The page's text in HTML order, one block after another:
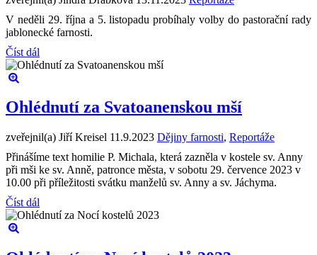
V neděli 29. října a 5. listopadu probíhaly volby do pastorační rady
jablonecké farnosti.
Číst dál
Ohlédnutí za Svatoanenskou mší
zveřejnil(a) Jiří Kreisel 11.9.2023 Dějiny farnosti, Reportáže
Přinášíme text homilie P. Michala, která zazněla v kostele sv. Anny
při mši ke sv. Anně, patronce města, v sobotu 29. července 2023 v
10.00 při příležitosti svátku manželů sv. Anny a sv. Jáchyma.
Číst dál